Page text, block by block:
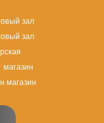
зал
зал
магазин